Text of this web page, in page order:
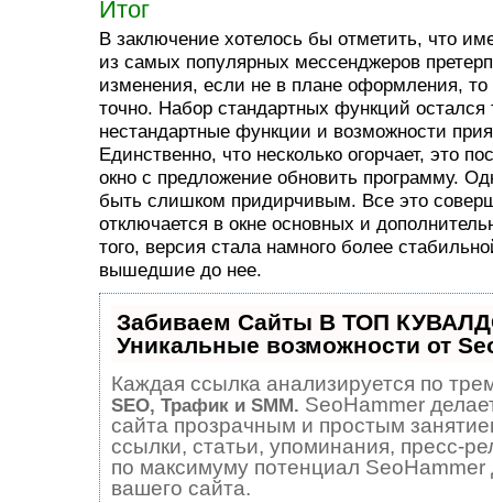
Итог
В заключение хотелось бы отметить, что
из самых популярных мессенджеров
изменения, если не в плане оформления,
точно. Набор стандартных функций
нестандартные функции и возможности
Единственно, что несколько огорчает, это
окно с предложение обновить программу.
быть слишком придирчивым. Все это
отключается в окне основных и
того, версия стала намного более
вышедшие до нее.
Забиваем Сайты В ТОП
Уникальные возможности от
Каждая ссылка анализируется по
SEO, Трафик и SMM. SeoHammer
сайта прозрачным и простым
ссылки, статьи, упоминания, пресс-
по максимуму потенциал
вашего сайта.